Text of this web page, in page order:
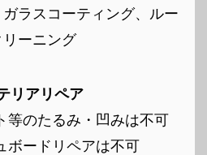
ラスコーティング、ルー
リーニング
リアリペア
等のたるみ・凹みは不可
ボードリペアは不可